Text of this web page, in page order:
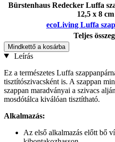
Bürstenhaus Redecker Luffa
12,5 x 8 cm
ecoLiving Luffa
Teljes
Mindkettő a kosárba
Leírás
Ez a természetes Luffa
tisztítószivacsként is. A szappan
szappan maradványai a szivacs
mosdótálca kiválóan tisztítható.
Alkalmazás:
Az első alkalmazás előtt bő